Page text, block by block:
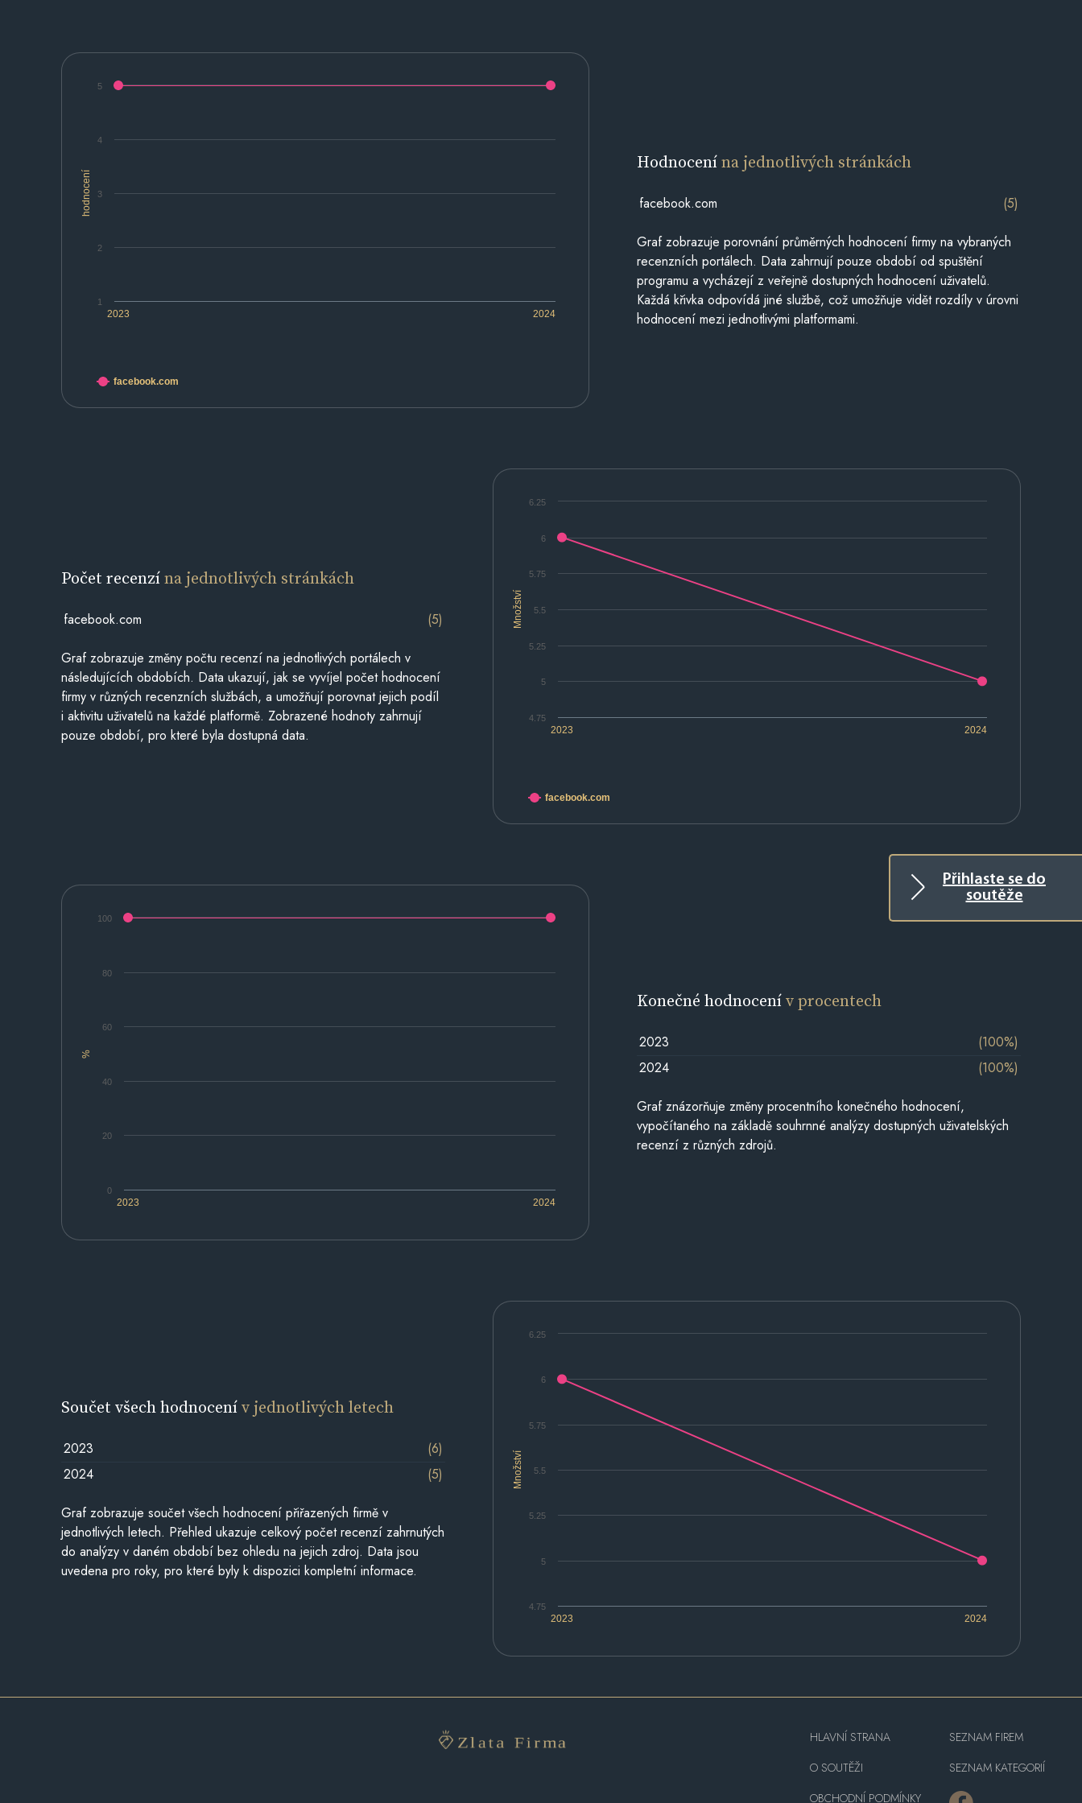
Přihlaste se do
soutěže
hodnocení
2023 2024
1
2
3
4
5
facebook.com
Hodnocenína jednotlivých stránkách
facebook.com (5)
Graf zobrazuje porovnání průměrných hodnocení firmy na vybraných
recenzních portálech. Data zahrnují pouze období od spuštění
programu a vycházejí z veřejně dostupných hodnocení uživatelů.
Každá křivka odpovídá jiné službě, což umožňuje vidět rozdíly v úrovni
hodnocení mezi jednotlivými platformami.
Množství
2023 2024
4.75
5
5.25
5.5
5.75
6
6.25
facebook.com
Počet recenzína jednotlivých stránkách
facebook.com (5)
Graf zobrazuje změny počtu recenzí na jednotlivých portálech v
následujících obdobích. Data ukazují, jak se vyvíjel počet hodnocení
firmy v různých recenzních službách, a umožňují porovnat jejich podíl
i aktivitu uživatelů na každé platformě. Zobrazené hodnoty zahrnují
pouze období, pro které byla dostupná data.
%
2023 2024
0
20
40
60
80
100
Konečné hodnocenív procentech
2023
(100%)
2024
(100%)
Graf znázorňuje změny procentního konečného hodnocení,
vypočítaného na základě souhrnné analýzy dostupných uživatelských
recenzí z různých zdrojů.
Množství
2023 2024
4.75
5
5.25
5.5
5.75
6
6.25
Součet všech hodnocenív jednotlivých letech
2023
(6)
2024
(5)
Graf zobrazuje součet všech hodnocení přiřazených firmě v
jednotlivých letech. Přehled ukazuje celkový počet recenzí zahrnutých
do analýzy v daném období bez ohledu na jejich zdroj. Data jsou
uvedena pro roky, pro které byly k dispozici kompletní informace.
HLAVNÍ STRANA
O SOUTĚŽI
OBCHODNÍ PODMÍNKY
SEZNAM FIREM
SEZNAM KATEGORIÍ